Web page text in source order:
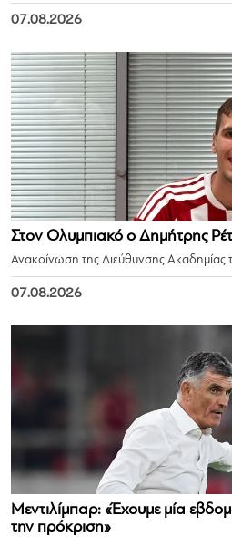
07.08.2026
Στον Ολυμπιακό ο Δημήτρης
Ανακοίνωση της Διεύθυνσης Ακαδημίας
07.08.2026
Μεντιλίμπαρ: «Έχουμε μία
την πρόκριση»